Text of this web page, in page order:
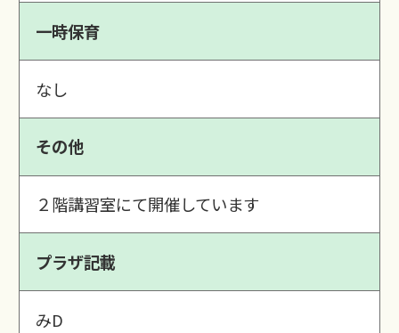
一時保育
なし
その他
２階講習室にて開催しています
プラザ記載
みD